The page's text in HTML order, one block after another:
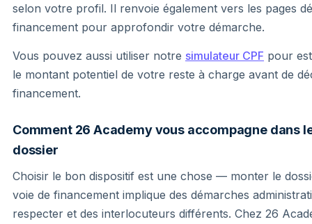
selon votre profil. Il renvoie également vers les pages
financement pour approfondir votre démarche.
Vous pouvez aussi utiliser notre simulateur CPF pour
le montant potentiel de votre reste à charge avant de
financement.
Comment 26 Academy vous accompagne dans
dossier
Choisir le bon dispositif est une chose — monter le
voie de financement implique des démarches
respecter et des interlocuteurs différents. Chez 26